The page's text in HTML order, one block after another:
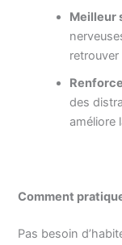
Meilleur
des
améliore
Comment
Pas besoin